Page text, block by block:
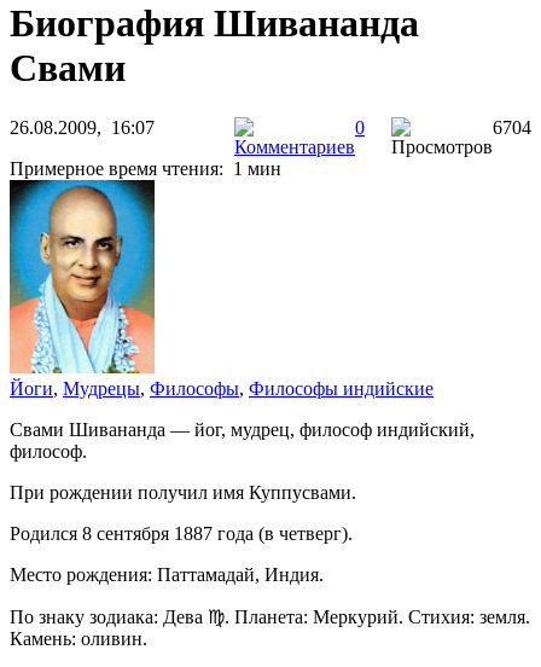
Биография Шивананда
Свами
26.08.2009, 16:07 0
6704
Примерное время чтения: 1 мин
Йоги, Мудрецы, Философы, Философы индийские
Свами Шивананда — йог, мудрец, философ индийский,
философ.
При рождении получил имя Куппусвами.
Родился 8 сентября 1887 года (в четверг).
Место рождения: Паттамадай, Индия.
По знаку зодиака: Дева ♍. Планета: Меркурий. Стихия: земля.
Камень: оливин.